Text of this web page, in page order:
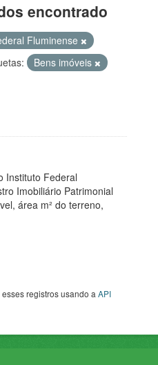
encontrado
Fluminense
Bens imóveis
Instituto Federal
Imobiliário Patrimonial
área m² do terreno,
registros usando aAPI